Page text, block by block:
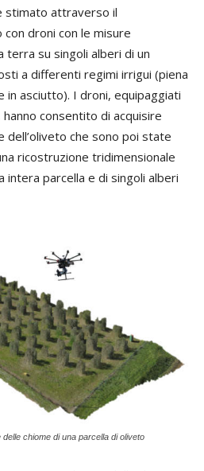
stimato attraverso il
droni con le misure
su singoli alberi di un
a differenti regimi irrigui (piena
in asciutto). I droni, equipaggiati
consentito di acquisire
che sono poi state
ricostruzione tridimensionale
intera parcella e di singoli alberi
chiome di una parcella di oliveto